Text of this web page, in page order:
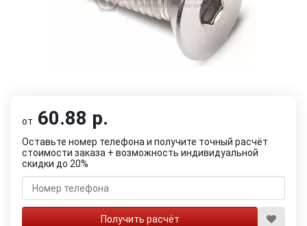
от 60.88 р.
Оставьте номер телефона и получите точный расчёт
стоимости заказа + возможность индивидуальной
скидки до 20%